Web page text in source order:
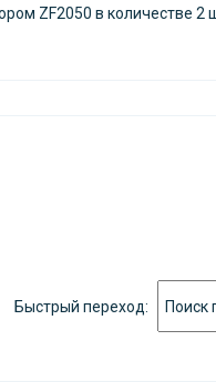
ZF2050 в количестве 2
Быстрый переход: